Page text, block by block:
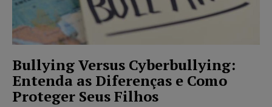
Bullying Versus Cyberbullying:
Entenda as Diferenças e Como
Proteger Seus Filhos